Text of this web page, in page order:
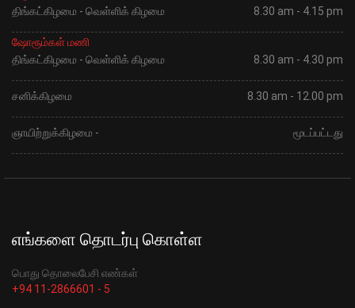
திங்கட்கிழமை - வெள்ளிக் கிழமை
8.30 am - 4.15 pm
ஷோரூம்கள் மணி
திங்கட்கிழமை - வெள்ளிக் கிழமை
8.30 am - 4.30 pm
சனிக்கிழமை 8.30 am - 12.00 pm
ஞாயிற்றுக்கிழமை - மூடப்பட்டது
எங்களை தொடர்பு கொள்ள
பொது தொலைபேசி எண்கள்
+94 11-2866601 - 5